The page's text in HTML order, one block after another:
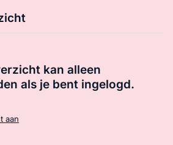
kan alleen
als je bent ingelogd.
aan